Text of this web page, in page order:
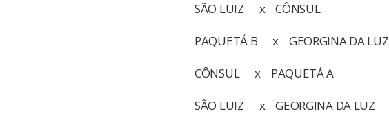
SÃO LUIZ x CÔNSUL
PAQUETÁ B x GEORGINA DA LUZ
CÔNSUL x PAQUETÁ A
SÃO LUIZ x GEORGINA DA LUZ